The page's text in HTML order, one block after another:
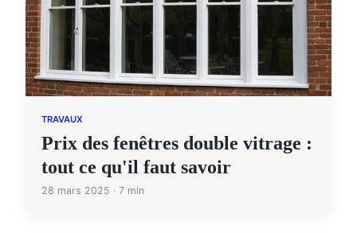
TRAVAUX
Prix des fenêtres double vitrage :
tout ce qu'il faut savoir
28 mars 2025 · 7 min